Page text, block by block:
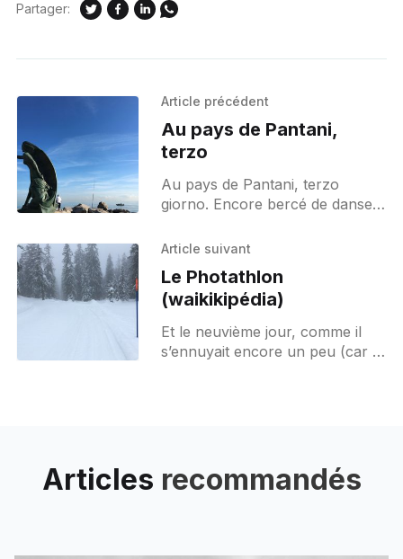
Partager:
Article précédent
Au pays de Pantani,
terzo
Au pays de Pantani, terzo
giorno. Encore bercé de danse
joyeusement au petit déjeuner.
Article suivant
Le Photathlon
(waikikipédia)
Et le neuvième jour, comme il
s’ennuyait encore un peu (car il
Articles recommandés